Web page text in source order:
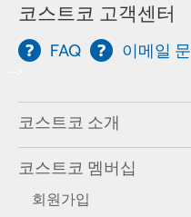
코스트코 고객센터
FAQ 이메일
코스트코 소개
코스트코 멤버십
회원가입